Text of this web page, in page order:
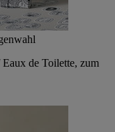
de Toilette, zum